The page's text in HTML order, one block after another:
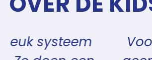
Vooral door het